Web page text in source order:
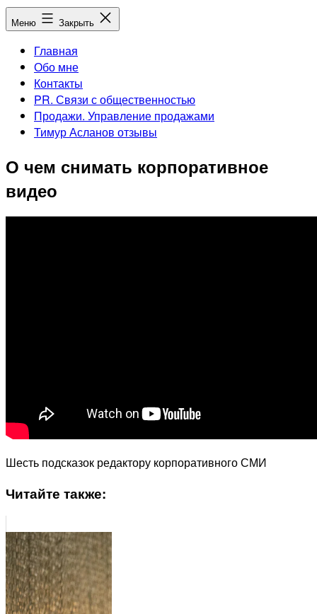
Меню Закрыть
Главная
Обо мне
Контакты
PR. Связи с общественностью
Продажи. Управление продажами
Тимур Асланов отзывы
О чем снимать корпоративное
видео
Шесть подсказок редактору корпоративного СМИ
Читайте также: